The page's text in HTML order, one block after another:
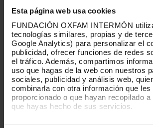
Esta página web usa cookies
FUNDACIÓN OXFAM INTERMÓN
tecnologías similares, propias y de
Google Analytics) para personalizar el
publicidad, ofrecer funciones de redes
el tráfico. Además, compartimos
uso que hagas de la web con nuestros
sociales, publicidad y análisis web,
combinarla con otra información que les
proporcionado o que hayan recopilado
que hayas hecho de sus servicios.
que carezcan de seguros
realidades todas ellas muy
personas en situación de
vulnerabilidad. Por ello,
Gobierno que tome en
estas particularidadesa la
diseñar nuevas medidas y
las ya existentes.
La experiencia nos dice que